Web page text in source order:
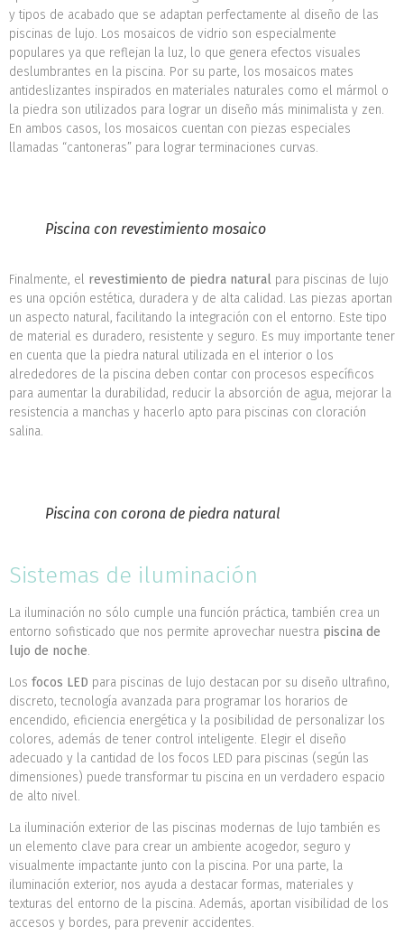
y tipos de acabado que se adaptan perfectamente al diseño de las
piscinas de lujo. Los mosaicos de vidrio son especialmente
populares ya que reflejan la luz, lo que genera efectos visuales
deslumbrantes en la piscina. Por su parte, los mosaicos mates
antideslizantes inspirados en materiales naturales como el mármol o
la piedra son utilizados para lograr un diseño más minimalista y zen.
En ambos casos, los mosaicos cuentan con piezas especiales
llamadas “cantoneras” para lograr terminaciones curvas.
Piscina con revestimiento mosaico
Finalmente, el revestimiento de piedra natural para piscinas de lujo
es una opción estética, duradera y de alta calidad. Las piezas aportan
un aspecto natural, facilitando la integración con el entorno. Este tipo
de material es duradero, resistente y seguro. Es muy importante tener
en cuenta que la piedra natural utilizada en el interior o los
alrededores de la piscina deben contar con procesos específicos
para aumentar la durabilidad, reducir la absorción de agua, mejorar la
resistencia a manchas y hacerlo apto para piscinas con cloración
salina.
Piscina con corona de piedra natural
Sistemas de iluminación
La iluminación no sólo cumple una función práctica, también crea un
entorno sofisticado que nos permite aprovechar nuestra piscina de
lujo de noche.
Los focos LED para piscinas de lujo destacan por su diseño ultrafino,
discreto, tecnología avanzada para programar los horarios de
encendido, eficiencia energética y la posibilidad de personalizar los
colores, además de tener control inteligente. Elegir el diseño
adecuado y la cantidad de los focos LED para piscinas (según las
dimensiones) puede transformar tu piscina en un verdadero espacio
de alto nivel.
La iluminación exterior de las piscinas modernas de lujo también es
un elemento clave para crear un ambiente acogedor, seguro y
visualmente impactante junto con la piscina. Por una parte, la
iluminación exterior, nos ayuda a destacar formas, materiales y
texturas del entorno de la piscina. Además, aportan visibilidad de los
accesos y bordes, para prevenir accidentes.